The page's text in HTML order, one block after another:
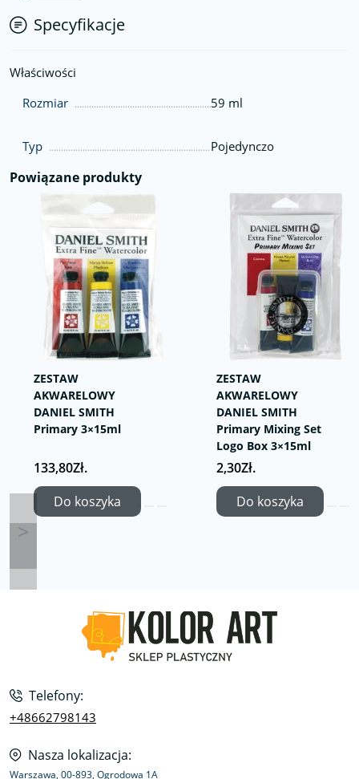
Specyfikacje
Właściwości
Rozmiar
59 ml
Typ Pojedynczo
Powiązane produkty
ZESTAW
AKWARELOWY
DANIEL SMITH
Primary 3×15ml
133,80Zł.
Do koszyka
ZESTAW
AKWARELOWY
DANIEL SMITH
Primary Mixing Set
Logo Box 3×15ml
2,30Zł.
Do koszyka
Telefony:
+48662798143
Nasza lokalizacja:
Warszawa, 00-893, Ogrodowa 1A